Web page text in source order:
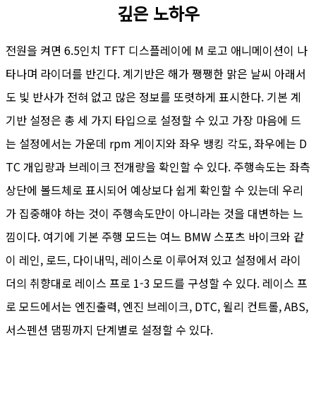
깊은 노하우
전원을 켜면 6.5인치 TFT 디스플레이에 M 로고 애니메이션이 나
타나며 라이더를 반긴다. 계기반은 해가 쨍쨍한 맑은 날씨 아래서
도 빛 반사가 전혀 없고 많은 정보를 또렷하게 표시한다. 기본 계
기반 설정은 총 세 가지 타입으로 설정할 수 있고 가장 마음에 드
는 설정에서는 가운데 rpm 게이지와 좌우 뱅킹 각도, 좌우에는 D
TC 개입량과 브레이크 전개량을 확인할 수 있다. 주행속도는 좌측
상단에 볼드체로 표시되어 예상보다 쉽게 확인할 수 있는데 우리
가 집중해야 하는 것이 주행속도만이 아니라는 것을 대변하는 느
낌이다. 여기에 기본 주행 모드는 여느 BMW 스포츠 바이크와 같
이 레인, 로드, 다이내믹, 레이스로 이루어져 있고 설정에서 라이
더의 취향대로 레이스 프로 1-3 모드를 구성할 수 있다. 레이스 프
로 모드에서는 엔진출력, 엔진 브레이크, DTC, 윌리 컨트롤, ABS,
서스펜션 댐핑까지 단계별로 설정할 수 있다.